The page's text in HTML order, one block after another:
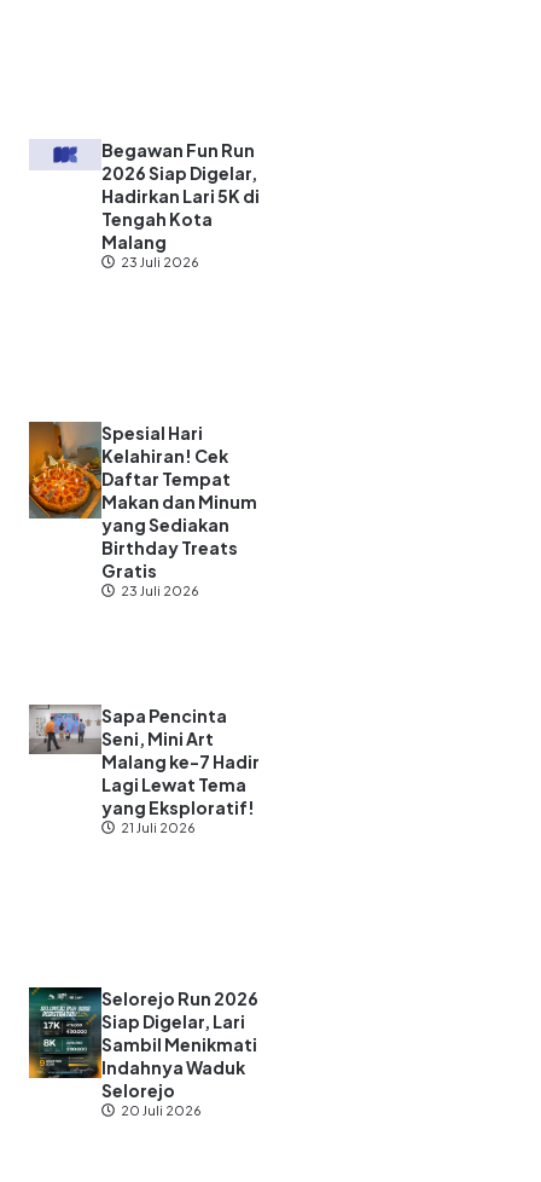
Begawan Fun Run
2026 Siap Digelar,
Hadirkan Lari 5K di
Tengah Kota
Malang
23 Juli 2026
Spesial Hari
Kelahiran! Cek
Daftar Tempat
Makan dan Minum
yang Sediakan
Birthday Treats
Gratis
23 Juli 2026
Sapa Pencinta
Seni, Mini Art
Malang ke-7 Hadir
Lagi Lewat Tema
yang Eksploratif!
21 Juli 2026
Selorejo Run 2026
Siap Digelar, Lari
Sambil Menikmati
Indahnya Waduk
Selorejo
20 Juli 2026